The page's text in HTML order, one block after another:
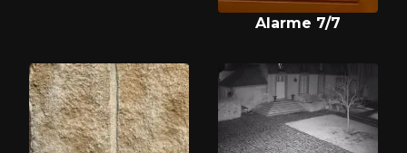
Alarme 7/7